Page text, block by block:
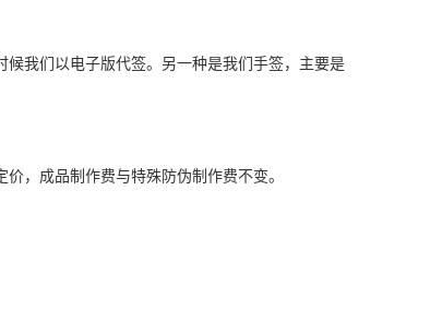
我们以电子版代签。另一种是我们手签，主要是
，成品制作费与特殊防伪制作费不变。